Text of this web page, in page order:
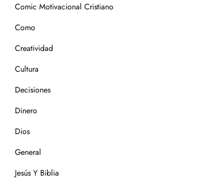
Comic Motivacional Cristiano
Como
Creatividad
Cultura
Decisiones
Dinero
Dios
General
Jesús Y Biblia